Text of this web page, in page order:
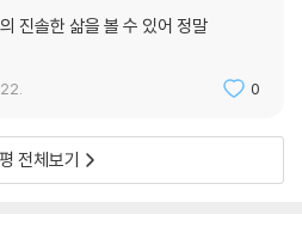
만, 사실 이 이야기는 그림책을 사랑하
작가의 진심 어린 고백이다. 힘들었지
을 사랑하자고!
게 있었던 것도 같다고. 단 한 권만이라
모든 과정을 느끼고 기억하겠다고 다짐
진솔한 삶을 볼 수 있어 정말
0
전체보기